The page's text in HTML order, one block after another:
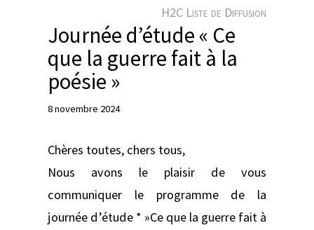
H2C Liste de Diffusion
Journée d’étude « Ce
que la guerre fait à la
poésie »
8 novembre 2024
Chères toutes, chers tous,
Nous avons le plaisir de vous
communiquer le programme de la
journée d’étude * »Ce que la guerre fait à